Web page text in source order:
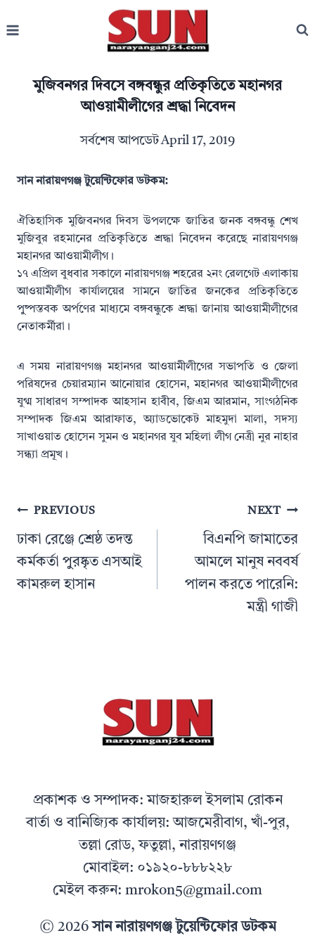
to
মুজিবনগর দিবসে বঙ্গবন্ধুর প্রতিকৃতিতে মহানগর
আওয়ামীলীগের শ্রদ্ধা নিবেদন
সর্বশেষ আপডেটApril 17, 2019
সান নারায়ণগঞ্জ টুয়েন্টিফোর ডটকম:
ঐতিহাসিক মুজিবনগর দিবস উপলক্ষে জাতির জনক বঙ্গবন্ধু শেখ
মুজিবুর রহমানের প্রতিকৃতিতে শ্রদ্ধা নিবেদন করেছে নারায়ণগঞ্জ
মহানগর আওয়ামীলীগ।
১৭ এপ্রিল বুধবার সকালে নারায়ণগঞ্জ শহরের ২নং রেলগেট এলাকায়
আওয়ামীলীগ কার্যালয়ের সামনে জাতির জনকের প্রতিকৃতিতে
পুুষ্পস্তবক অর্পণের মাধ্যমে বঙ্গবন্ধুকে শ্রদ্ধা জানায় আওয়ামীলীগের
নেতাকর্মীরা।
এ সময় নারায়ণগঞ্জ মহানগর আওয়ামীলীগের সভাপতি ও জেলা
পরিষদের চেয়ারম্যান আনোয়ার হোসেন, মহানগর আওয়ামীলীগের
যুগ্ম সাধারণ সম্পাদক আহসান হাবীব, জিএম আরমান, সাংগঠনিক
সম্পাদক জিএম আরাফাত, অ্যাডভোকেট মাহমুদা মালা, সদস্য
সাখাওয়াত হোসেন সুমন ও মহানগর যুব মহিলা লীগ নেত্রী নুর নাহার
সন্ধ্যা প্রমূখ।
PostPREVIOUS
ঢাকা রেঞ্জে শ্রেষ্ঠ তদন্ত
কর্মকর্তা পুুরষ্কৃত এসআই
কামরুল হাসান
NEXT
বিএনপি জামাতের
আমলে মানুষ নববর্ষ
পালন করতে পারেনি:
মন্ত্রী গাজী
প্রকাশক ও সম্পাদক: মাজহারুল ইসলাম রোকন
বার্তা ও বানিজ্যিক কার্যালয়: আজমেরীবাগ, খাঁ-পুর,
তল্লা রোড, ফতুল্লা, নারায়ণগঞ্জ
মোবাইল: ০১৯২০-৮৮৮২২৮
মেইল করুন: mrokon5@gmail.com
© 2026 সান নারায়ণগঞ্জ টুয়েন্টিফোর ডটকম